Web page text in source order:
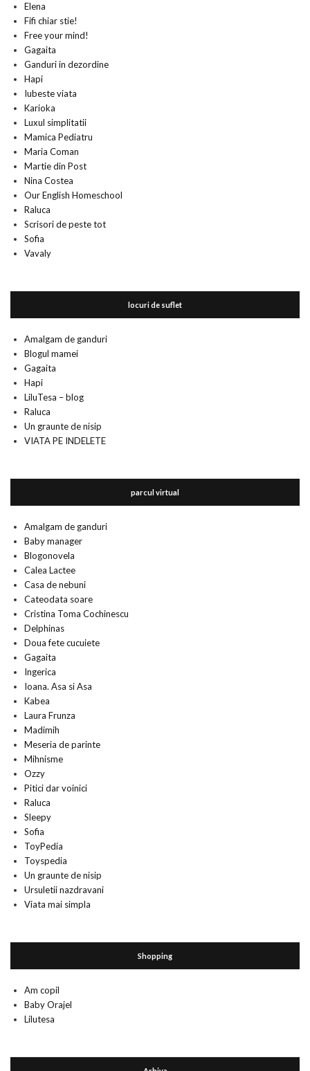
Elena
Fifi chiar stie!
Free your mind!
Gagaita
Ganduri in dezordine
Hapi
Iubeste viata
Karioka
Luxul simplitatii
Mamica Pediatru
Maria Coman
Martie din Post
Nina Costea
Our English Homeschool
Raluca
Scrisori de peste tot
Sofia
Vavaly
locuri de suflet
Amalgam de ganduri
Blogul mamei
Gagaita
Hapi
LiluTesa – blog
Raluca
Un graunte de nisip
VIATA PE INDELETE
parcul virtual
Amalgam de ganduri
Baby manager
Blogonovela
Calea Lactee
Casa de nebuni
Cateodata soare
Cristina Toma Cochinescu
Delphinas
Doua fete cucuiete
Gagaita
Ingerica
Ioana. Asa si Asa
Kabea
Laura Frunza
Madimih
Meseria de parinte
Mihnisme
Ozzy
Pitici dar voinici
Raluca
Sleepy
Sofia
ToyPedia
Toyspedia
Un graunte de nisip
Ursuletii nazdravani
Viata mai simpla
Shopping
Am copil
Baby Orajel
Lilutesa